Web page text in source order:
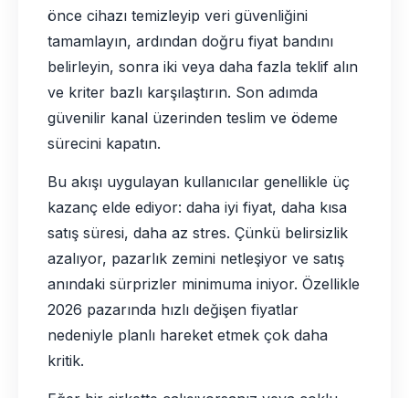
önce cihazı temizleyip veri güvenliğini
tamamlayın, ardından doğru fiyat bandını
belirleyin, sonra iki veya daha fazla teklif alın
ve kriter bazlı karşılaştırın. Son adımda
güvenilir kanal üzerinden teslim ve ödeme
sürecini kapatın.
Bu akışı uygulayan kullanıcılar genellikle üç
kazanç elde ediyor: daha iyi fiyat, daha kısa
satış süresi, daha az stres. Çünkü belirsizlik
azalıyor, pazarlık zemini netleşiyor ve satış
anındaki sürprizler minimuma iniyor. Özellikle
2026 pazarında hızlı değişen fiyatlar
nedeniyle planlı hareket etmek çok daha
kritik.